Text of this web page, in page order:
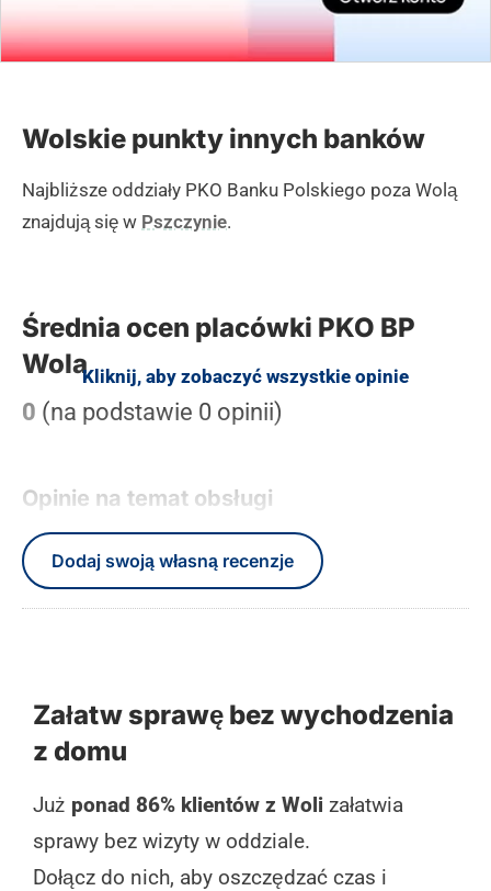
Wolskie punkty innych banków
Najbliższe oddziały PKO Banku Polskiego poza Wolą
znajdują się w Pszczynie.
Średnia ocen placówki PKO BP
Wola
0 (na podstawie 0 opinii)
Opinie na temat obsługi
Kliknij, aby zobaczyć wszystkie opinie
Dodaj swoją własną recenzje
Załatw sprawę bez wychodzenia
z domu
Już ponad 86% klientów z Woli załatwia
sprawy bez wizyty w oddziale.
Dołącz do nich, aby oszczędzać czas i